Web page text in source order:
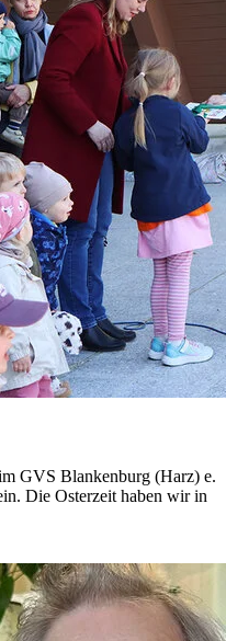
GVS Blankenburg (Harz) e.
Die Osterzeit haben wir in